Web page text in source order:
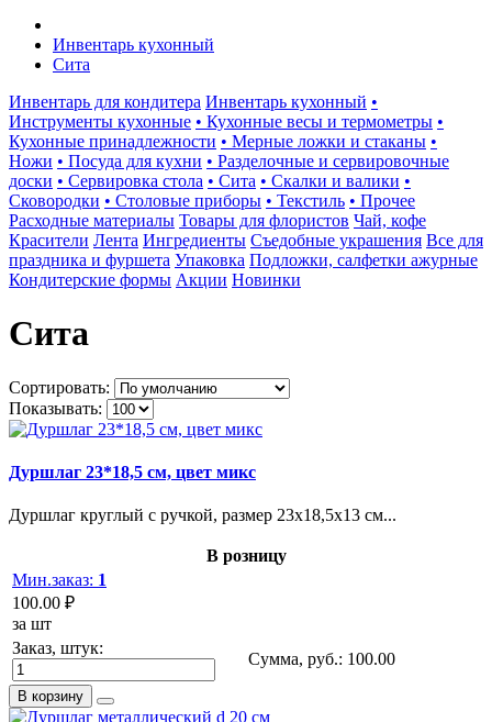
Инвентарь кухонный
Сита
Инвентарь для кондитера Инвентарь кухонный •
Инструменты кухонные • Кухонные весы и термометры •
Кухонные принадлежности • Мерные ложки и стаканы •
Ножи • Посуда для кухни • Разделочные и сервировочные
доски • Сервировка стола • Сита • Скалки и валики •
Сковородки • Столовые приборы • Текстиль • Прочее
Расходные материалы Товары для флористов Чай, кофе
Красители Лента Ингредиенты Съедобные украшения Все для
праздника и фуршета Упаковка Подложки, салфетки ажурные
Кондитерские формы Акции Новинки
Сита
Сортировать:
Показывать:
Дуршлаг 23*18,5 см, цвет микс
Дуршлаг круглый с ручкой, размер 23х18,5х13 см...
В розницу
Мин.заказ: 1
100.00 ₽
за шт
Заказ, штук:
Сумма, руб.: 100.00
В корзину